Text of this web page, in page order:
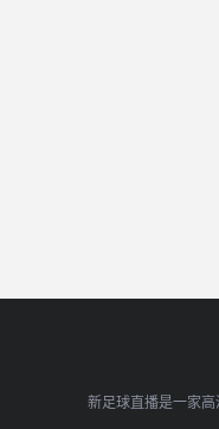
新足球直播是一家